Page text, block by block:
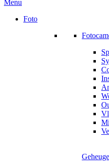
Menu
Foto